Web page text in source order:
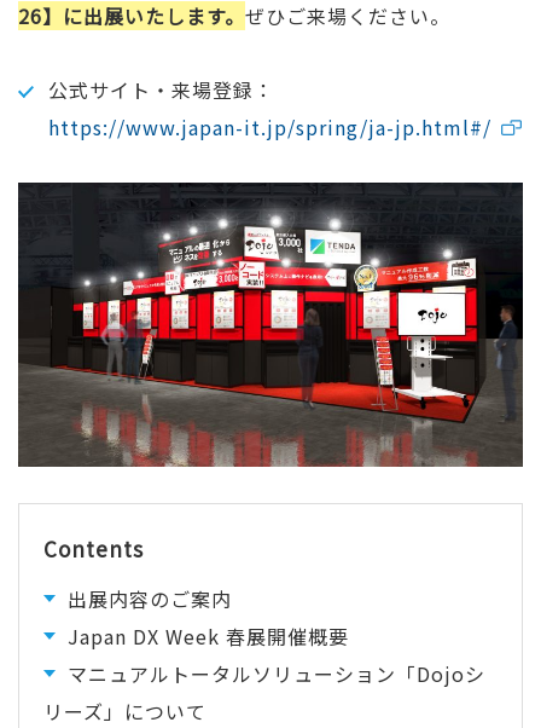
26】に出展いたします。 ぜひご来場ください。
公式サイト・来場登録：
https://www.japan-it.jp/spring/ja-jp.html#/
Contents
出展内容のご案内
Japan DX Week 春展開催概要
マニュアルトータルソリューション「Dojoシ
リーズ」について